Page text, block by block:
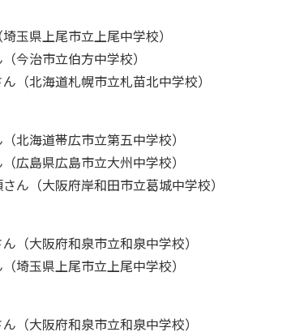
玉県上尾市立上尾中学校）
今治市立伯方中学校）
（北海道札幌市立札苗北中学校）
北海道帯広市立第五中学校）
広島県広島市立大州中学校）
ん（大阪府岸和田市立葛城中学校）
（大阪府和泉市立和泉中学校）
埼玉県上尾市立上尾中学校）
（大阪府和泉市立和泉中学校）